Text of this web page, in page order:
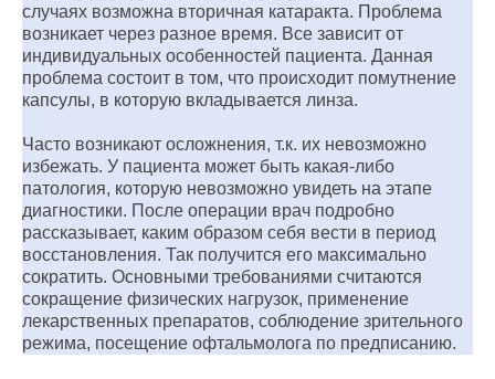
случаях возможна вторичная катаракта. Проблема
возникает через разное время. Все зависит от
индивидуальных особенностей пациента. Данная
проблема состоит в том, что происходит помутнение
капсулы, в которую вкладывается линза.
Часто возникают осложнения, т.к. их невозможно
избежать. У пациента может быть какая-либо
патология, которую невозможно увидеть на этапе
диагностики. После операции врач подробно
рассказывает, каким образом себя вести в период
восстановления. Так получится его максимально
сократить. Основными требованиями считаются
сокращение физических нагрузок, применение
лекарственных препаратов, соблюдение зрительного
режима, посещение офтальмолога по предписанию.